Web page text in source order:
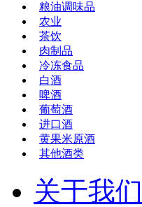
粮油调味品
农业
茶饮
肉制品
冷冻食品
白酒
啤酒
葡萄酒
进口酒
黄果米原酒
其他酒类
关于我们